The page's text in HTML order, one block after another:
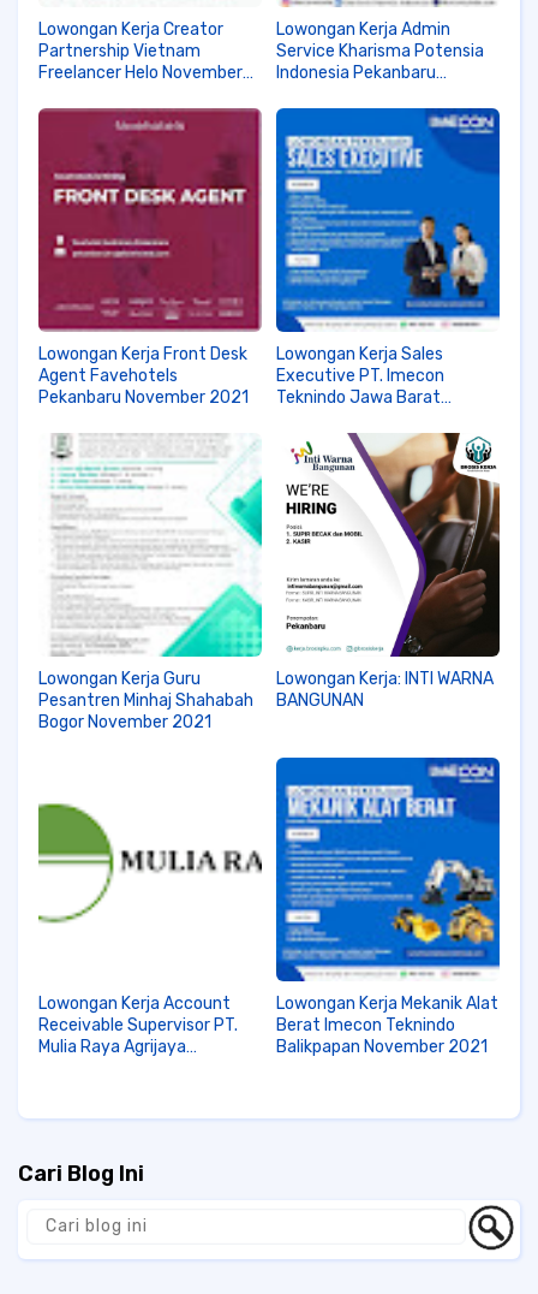
Lowongan Kerja Creator
Partnership Vietnam
Freelancer Helo November
Lowongan Kerja Admin
Service Kharisma Potensia
Indonesia Pekanbaru
Lowongan Kerja Front Desk
Agent Favehotels
Pekanbaru November 2021
Lowongan Kerja Sales
Executive PT. Imecon
Teknindo Jawa Barat
Lowongan Kerja Guru
Pesantren Minhaj Shahabah
Bogor November 2021
Lowongan Kerja: INTI WARNA
BANGUNAN
Lowongan Kerja Account
Receivable Supervisor PT.
Mulia Raya Agrijaya
Lowongan Kerja Mekanik Alat
Berat Imecon Teknindo
Balikpapan November 2021
Cari Blog Ini